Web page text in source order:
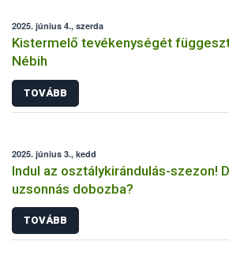
2025. június 4., szerda
Kistermelő tevékenységét
Nébih
TOVÁBB
2025. június 3., kedd
Indul az osztálykirándulás-szezon!
uzsonnás dobozba?
TOVÁBB